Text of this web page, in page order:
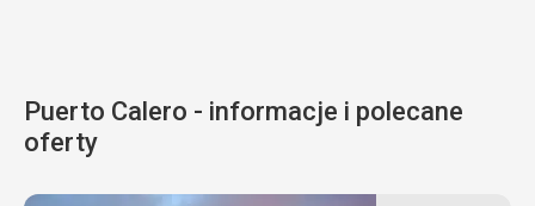
Puerto Calero - informacje i polecane
oferty